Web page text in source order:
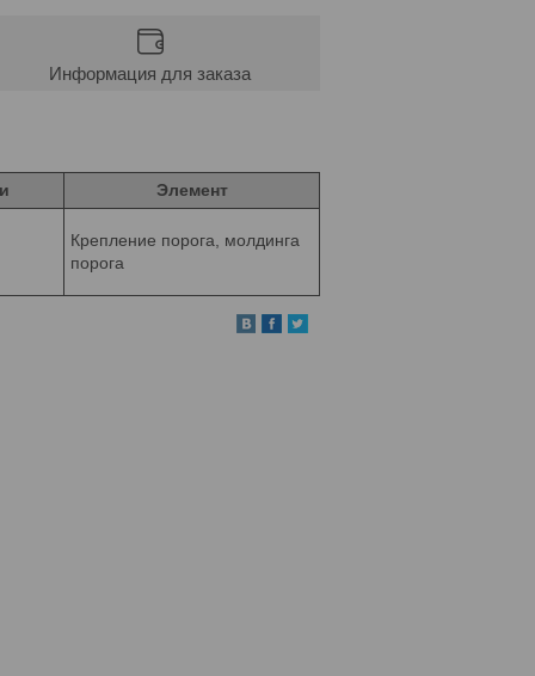
Информация для заказа
Элемент
Крепление порога, молдинга
порога